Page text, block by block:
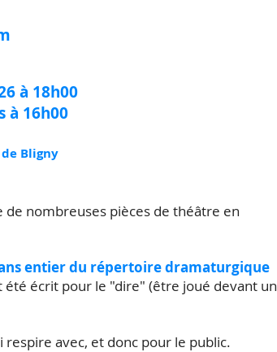
à 18h00
à 16h00
Bligny
nombreuses pièces de théâtre en
entier du répertoire dramaturgique
écrit pour le "dire" (être joué devant un
respire avec, et donc pour le public.